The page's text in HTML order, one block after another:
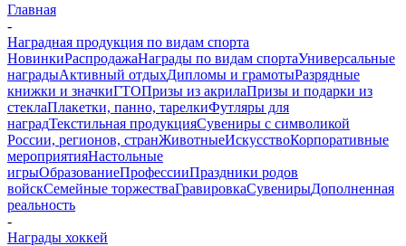
Главная
-
Наградная продукция по видам спорта
НовинкиРаспродажаНаграды по видам спортаУниверсальные
наградыАктивный отдыхДипломы и грамотыРазрядные
книжки и значкиГТОПризы из акрилаПризы и подарки из
стеклаПлакетки, панно, тарелкиФутляры для
наградТекстильная продукцияСувениры с символикой
России, регионов, странЖивотныеИскусствоКорпоративные
мероприятияНастольные
игрыОбразованиеПрофессииПраздники родов
войскСемейные торжестваГравировкаСувенирыДополненная
реальность
-
Награды хоккей